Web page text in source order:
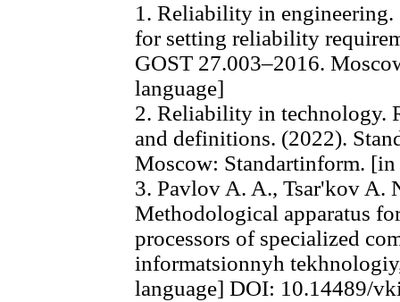
1. Reliability in engineering.
for setting reliability
GOST 27.003–2016.
language]
2. Reliability in technology.
and definitions. (2022).
Moscow: Standartinform. [in
3. Pavlov A. A., Tsar'kov A.
Methodological apparatus
processors of specialized
informatsionnyh
language] DOI: 10.14489/